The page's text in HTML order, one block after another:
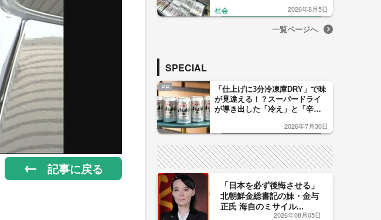
記事に戻る
流に打撃
社会 2026年8月5日
一覧ページへ
SPECIAL
PR
「仕上げに3分冷凍庫DRY」で味
が見違える！？スーパードライ
が導き出した「冷え」と「辛
した「辛口カーブ」が飲み頃の
2026年7月30日
「日本を必ず後悔させる」
北朝鮮金総書記の妹・金与
正氏 海自のミサイル...
2026年08月05日